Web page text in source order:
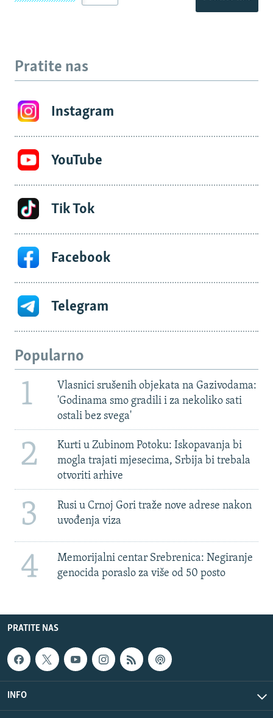
Pratite nas
Instagram
YouTube
Tik Tok
Facebook
Telegram
Popularno
1
Vlasnici srušenih objekata na Gazivodama:
'Godinama smo gradili i za nekoliko sati
ostali bez svega'
2
Kurti u Zubinom Potoku: Iskopavanja bi
mogla trajati mjesecima, Srbija bi trebala
otvoriti arhive
3
Rusi u Crnoj Gori traže nove adrese nakon
uvođenja viza
4
Memorijalni centar Srebrenica: Negiranje
genocida poraslo za više od 50 posto
PRATITE NAS
INFO